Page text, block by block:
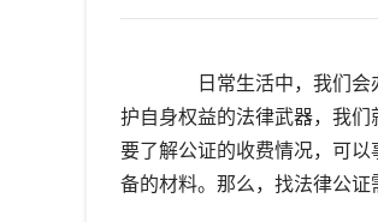
日常生活中，我们会办
护自身权益的法律武器，我
要了解公证的收费情况，可
备的材料。那么，找法律公证